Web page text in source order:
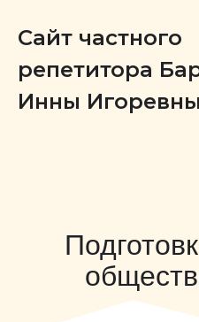
Сайт частного
репетитора
Инны Игоревны